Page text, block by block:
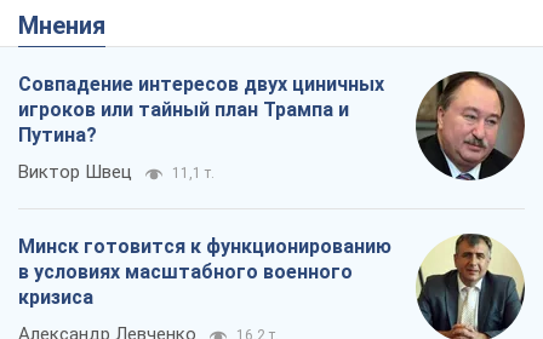
Мнения
Совпадение интересов двух циничных
игроков или тайный план Трампа и
Путина?
Виктор Швец 11,1 т.
Минск готовится к функционированию
в условиях масштабного военного
кризиса
Александр Левченко